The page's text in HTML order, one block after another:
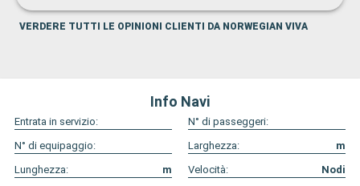
VERDERE TUTTI LE OPINIONI CLIENTI DA NORWEGIAN VIVA
Info Navi
Entrata in servizio:
N° di passeggeri:
N° di equipaggio:
Larghezza:
m
Lunghezza:
m Velocità: Nodi